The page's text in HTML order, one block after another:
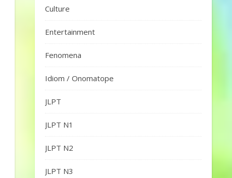
Culture
Entertainment
Fenomena
Idiom / Onomatope
JLPT
JLPT N1
JLPT N2
JLPT N3